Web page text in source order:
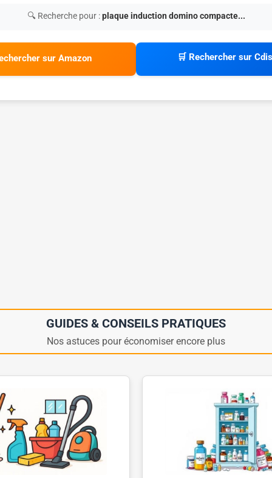
🔍 Recherche pour :plaque induction domino compacte...
sur Amazon 🛒 Rechercher sur
GUIDES & CONSEILS PRATIQUES
Nos astuces pour économiser encore plus